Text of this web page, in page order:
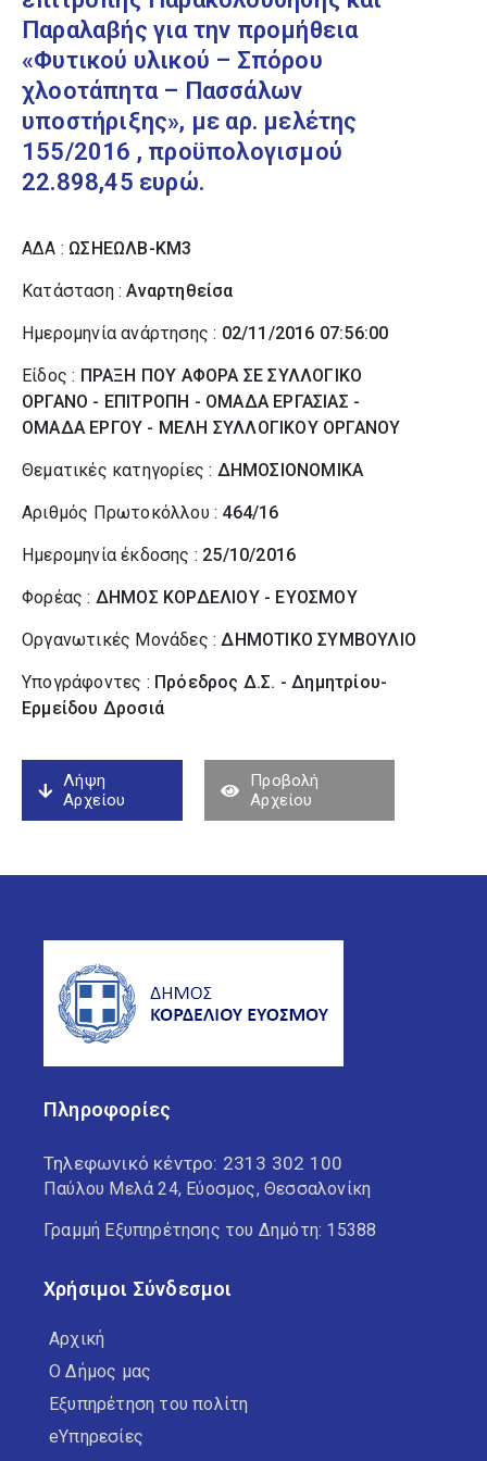
Παραλαβής για την προμήθεια
«Φυτικού υλικού – Σπόρου
χλοοτάπητα – Πασσάλων
υποστήριξης», με αρ. μελέτης
155/2016 , προϋπολογισμού
22.898,45 ευρώ.
ΑΔΑ : ΩΣΗΕΩΛΒ-ΚΜ3
Κατάσταση :Αναρτηθείσα
Ημερομηνία ανάρτησης : 02/11/2016 07:56:00
Είδος : ΠΡΑΞΗ ΠΟΥ ΑΦΟΡΑ ΣΕ ΣΥΛΛΟΓΙΚΟ
ΟΡΓΑΝΟ - ΕΠΙΤΡΟΠΗ - ΟΜΑΔΑ ΕΡΓΑΣΙΑΣ -
ΟΜΑΔΑ ΕΡΓΟΥ - ΜΕΛΗ ΣΥΛΛΟΓΙΚΟΥ ΟΡΓΑΝΟΥ
Θεματικές κατηγορίες : ΔΗΜΟΣΙΟΝΟΜΙΚΑ
Αριθμός Πρωτοκόλλου : 464/16
Ημερομηνία έκδοσης : 25/10/2016
Φορέας : ΔΗΜΟΣ ΚΟΡΔΕΛΙΟΥ - ΕΥΟΣΜΟΥ
Οργανωτικές Μονάδες :ΔΗΜΟΤΙΚΟ ΣΥΜΒΟΥΛΙΟ
Υπογράφοντες : Πρόεδρος Δ.Σ. - Δημητρίου-
Ερμείδου Δροσιά
Λήψη
Αρχείου
Προβολή
Αρχείου
Πληροφορίες
Τηλεφωνικό κέντρο: 2313 302 100
Παύλου Μελά 24, Εύοσμος, Θεσσαλονίκη
Γραμμή Εξυπηρέτησης του Δημότη: 15388
Χρήσιμοι Σύνδεσμοι
Αρχική
Ο Δήμος μας
Εξυπηρέτηση του πολίτη
eΥπηρεσίες